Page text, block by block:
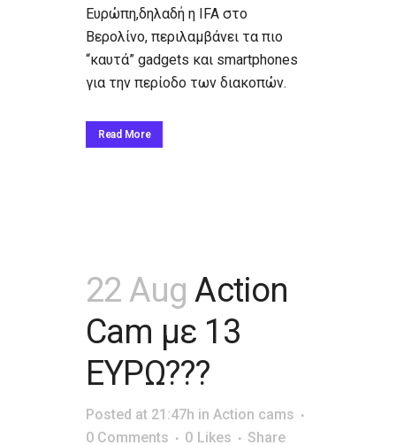
Ευρώπη,δηλαδή η IFA στο
Βερολίνο, περιλαμβάνει τα πιο
“καυτά” gadgets και smartphones
για την περίοδο των διακοπών.
Read More
22 Aug Action
Cam με 13
ΕΥΡΩ???
Posted at 21:47h in Action cams
0 Comments
0 Likes Share